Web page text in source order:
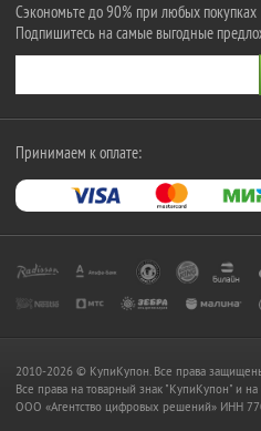
Сэкономьте до 90% при любых покупках
Подпишитесь на самые выгодные
Принимаем к оплате:
2010-2026 © КупиКупон. Все права
Все права на товарный знак "КупиКупон" и
OOO «Агентство цифровых решений» ИНН